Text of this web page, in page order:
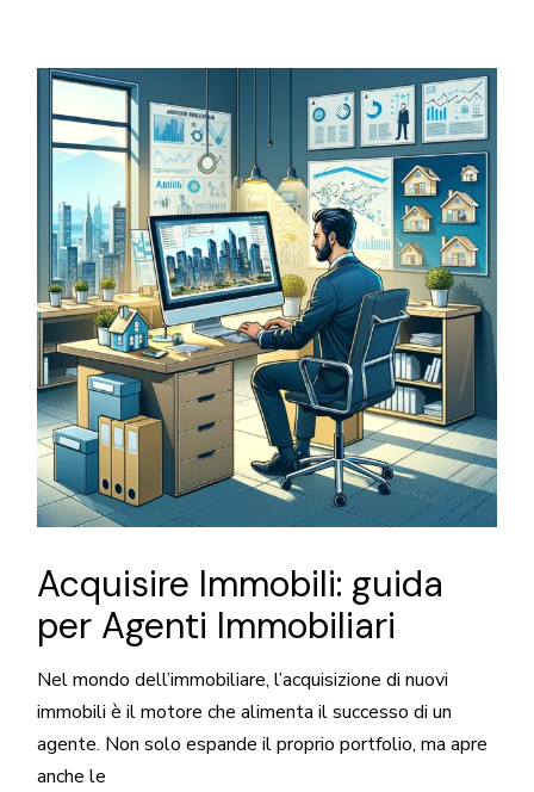
Acquisire Immobili: guida
per Agenti Immobiliari
Nel mondo dell’immobiliare, l’acquisizione di nuovi
immobili è il motore che alimenta il successo di un
agente. Non solo espande il proprio portfolio, ma apre
anche le